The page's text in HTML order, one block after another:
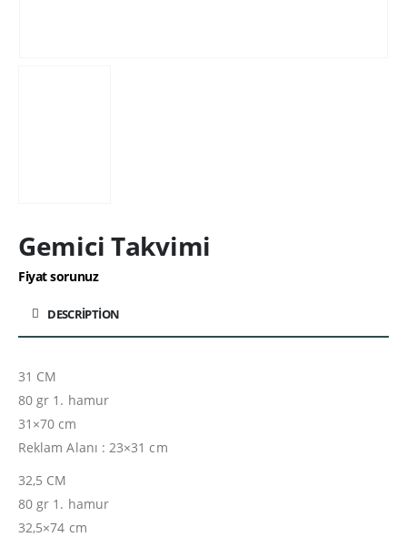
Gemici Takvimi
Fiyat sorunuz
DESCRIPTION
31 CM
80 gr 1. hamur
31×70 cm
Reklam Alanı : 23×31 cm
32,5 CM
80 gr 1. hamur
32,5×74 cm